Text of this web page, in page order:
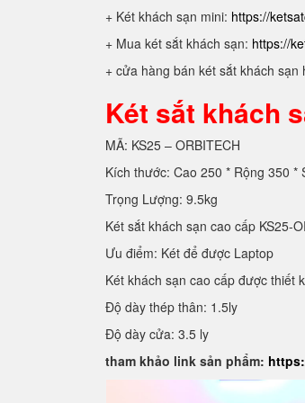
+ Két khách sạn mini: https://
+ Mua két sắt khách sạn: https://
+ cửa hàng bán két sắt khách sạn
Két sắt khách
MÃ: KS25 – ORBITECH
Kích thước: Cao 250 * Rộng 350 *
Trọng Lượng: 9.5kg
Két sắt khách sạn cao cấp KS25-
Ưu điểm: Két để được Laptop
Két khách sạn cao cấp được thiết
Độ dày thép thân: 1.5ly
Độ dày cửa: 3.5 ly
tham khảo link sản phẩm: